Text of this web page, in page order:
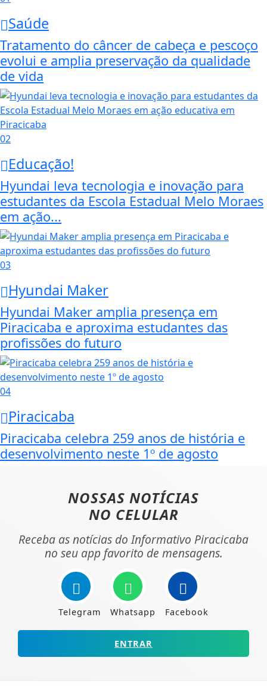
Saúde
Tratamento do câncer de cabeça e pescoço
evolui e amplia preservação da qualidade
de vida
02
Educação!
Hyundai leva tecnologia e inovação para
estudantes da Escola Estadual Melo Moraes
em ação...
03
Hyundai Maker
Hyundai Maker amplia presença em
Piracicaba e aproxima estudantes das
profissões do futuro
04
Piracicaba
Piracicaba celebra 259 anos de história e
desenvolvimento neste 1º de agosto
NOSSAS NOTÍCIAS
NO CELULAR
Receba as notícias do Informativo Piracicaba
no seu app favorito de mensagens.
Telegram Whatsapp Facebook
ENTRAR